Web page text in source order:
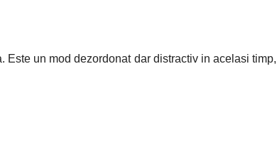
Este un mod dezordonat dar distractiv in acelasi timp,